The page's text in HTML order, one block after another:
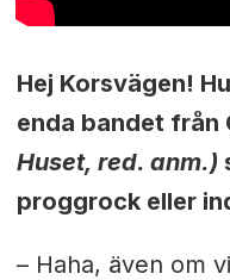
Hej Korsvägen!
enda bandet från
Huset, red. anm.)
proggrock eller
– Haha, även om